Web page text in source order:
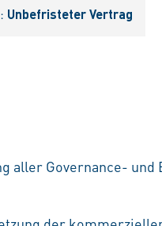
Unbefristeter Vertrag
aller Governance-